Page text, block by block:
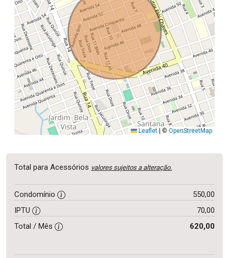
Leaflet |© OpenStreetMap
Total para Acessórios valores sujeitos a alteração.
Condomínio
550,00
IPTU
70,00
Total / Mês
620,00